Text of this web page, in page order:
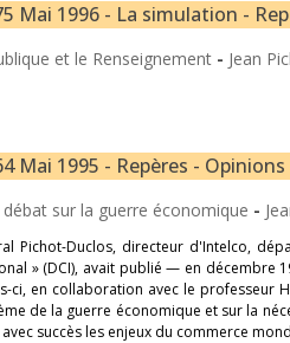
Mai 1996 - La simulation -
et le Renseignement - Jean
Mai 1995 - Repères -
sur la guerre économique -
Pichot-Duclos, directeur d'Intelco,
» (DCI), avait publié — en décembre
ci, en collaboration avec le professeur
de la guerre économique et sur la
succès les enjeux du commerce